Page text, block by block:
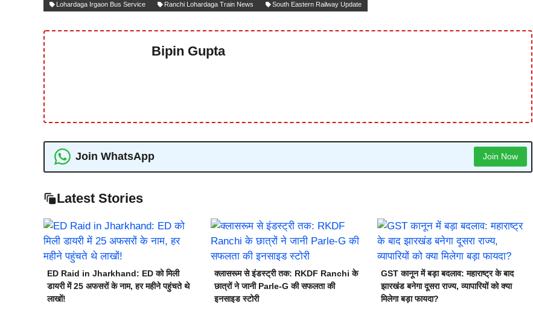
Lohardaga Irgaon Bus Service Ranchi Lohardaga Train News South Eastern Railway Update
Bipin Gupta
Join WhatsApp Join Now
Latest Stories
ED Raid in Jharkhand: ED को मिली
डायरी में 25 अफसरों के नाम, हर महीने पहुंचते थे
लाखों!
क्लासरूम से इंडस्ट्री तक: RKDF Ranchi के
छात्रों ने जानी Parle-G की सफलता की
इनसाइड स्टोरी
GST कानून में बड़ा बदलाव: महाराष्ट्र के बाद
झारखंड बनेगा दूसरा राज्य, व्यापारियों को क्या
मिलेगा बड़ा फायदा?